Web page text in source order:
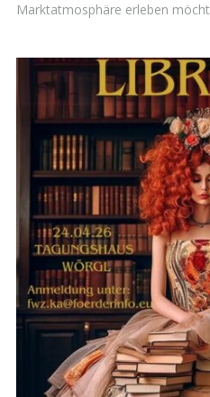
Marktatmosphäre erleben